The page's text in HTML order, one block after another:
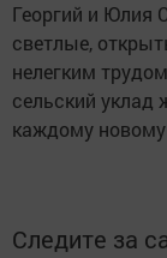
Георгий и Юлия
светлые,
нелегким
сельский уклад
каждому
Следите за